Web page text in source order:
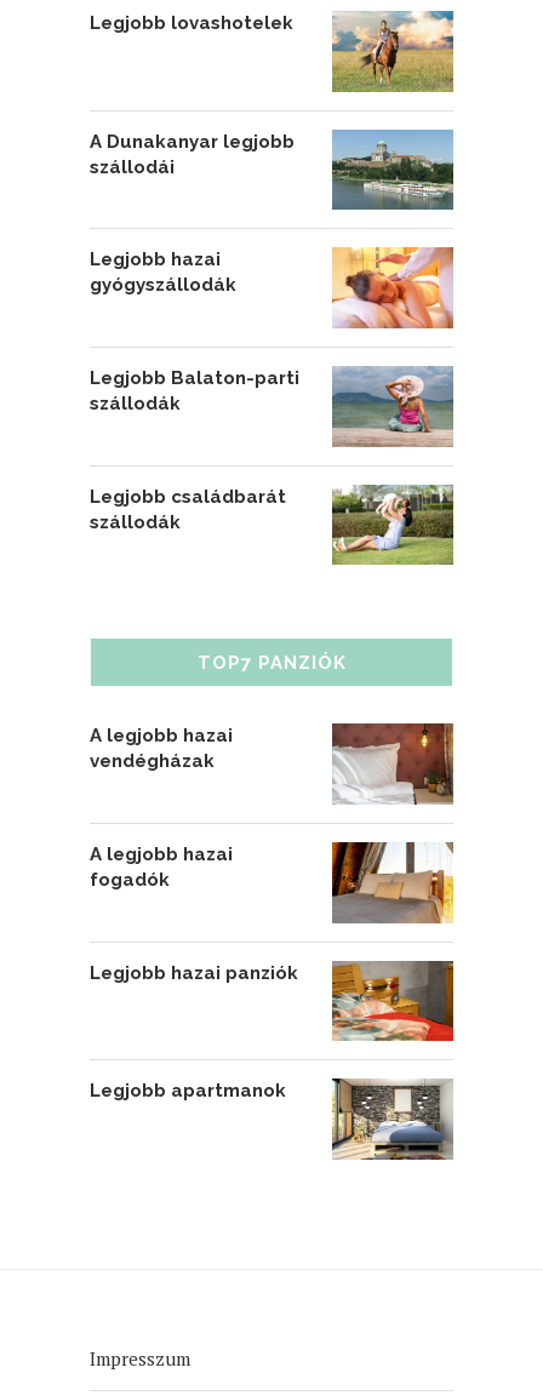
Legjobb lovashotelek
A Dunakanyar legjobb
szállodái
Legjobb hazai
gyógyszállodák
Legjobb Balaton-parti
szállodák
Legjobb családbarát
szállodák
TOP7 PANZIÓK
A legjobb hazai
vendégházak
A legjobb hazai
fogadók
Legjobb hazai panziók
Legjobb apartmanok
Impresszum